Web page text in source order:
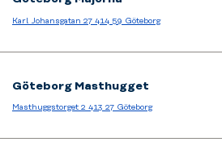
Karl Johansgatan 27 414 59 Göteborg
Göteborg Masthugget
Masthuggstorget 2 413 27 Göteborg